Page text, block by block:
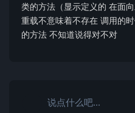
类的方法（显示定义的 在面
重载不意味着不存在 调用的
的方法 不知道说得对不对
说点什么吧...